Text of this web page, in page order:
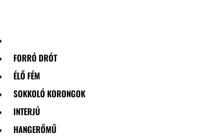
FORRÓ DRÓT
ÉLŐ FÉM
SOKKOLÓ KORONGOK
INTERJÚ
HANGERŐMŰ